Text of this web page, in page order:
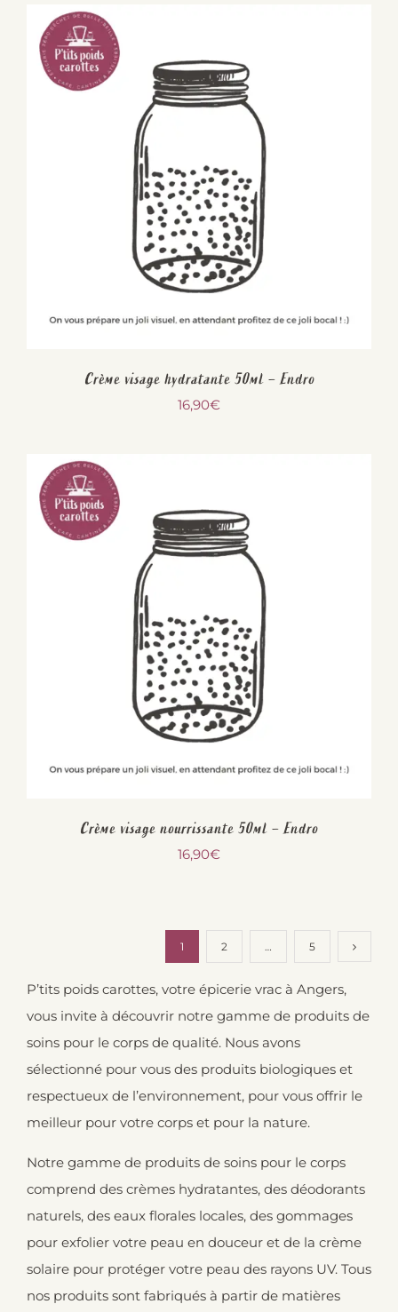
Crème visage hydratante 50ml – Endro
16,90€
Crème visage nourrissante 50ml – Endro
16,90€
1 2 … 5
P’tits poids carottes, votre épicerie vrac à Angers,
vous invite à découvrir notre gamme de produits de
soins pour le corps de qualité. Nous avons
sélectionné pour vous des produits biologiques et
respectueux de l’environnement, pour vous offrir le
meilleur pour votre corps et pour la nature.
Notre gamme de produits de soins pour le corps
comprend des crèmes hydratantes, des déodorants
naturels, des eaux florales locales, des gommages
pour exfolier votre peau en douceur et de la crème
solaire pour protéger votre peau des rayons UV. Tous
nos produits sont fabriqués à partir de matières